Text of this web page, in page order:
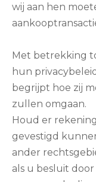
wij aan hen
Met betrekking
hun
begrijpt hoe zij
zullen omgaan.
Houd er
gevestigd
ander
als u besluit